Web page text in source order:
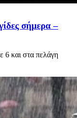
σήμερα –
6 και στα πελάγη